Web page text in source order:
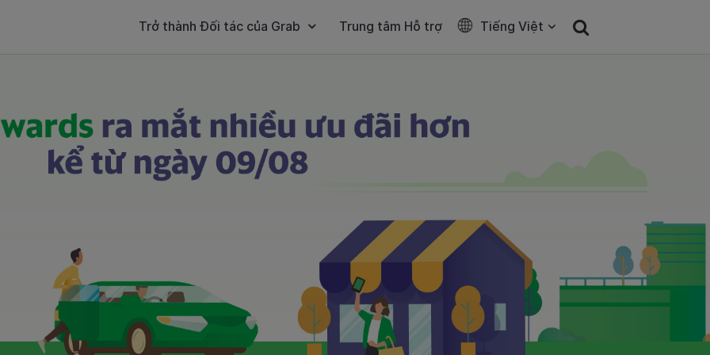
Trở thành Đối tác của Grab Trung tâm Hỗ trợ Tiếng Việt